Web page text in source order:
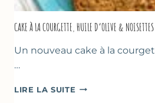
CAKE À LA COURGETTE, HUILE D’OLIVE &
Un nouveau cake à la
…
LIRE LA SUITE CAKE